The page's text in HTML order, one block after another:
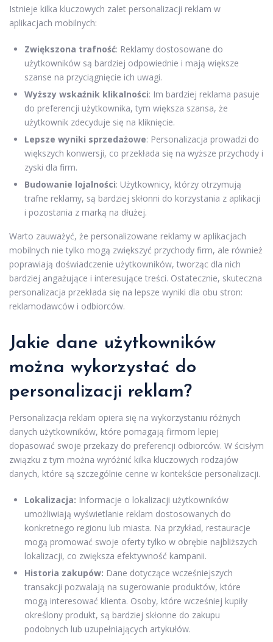
Istnieje kilka kluczowych zalet personalizacji reklam w
aplikacjach mobilnych:
Zwiększona trafność: Reklamy dostosowane do
użytkowników są bardziej odpowiednie i mają większe
szanse na przyciągnięcie ich uwagi.
Wyższy wskaźnik klikalności: Im bardziej reklama pasuje
do preferencji użytkownika, tym większa szansa, że
użytkownik zdecyduje się na kliknięcie.
Lepsze wyniki sprzedażowe: Personalizacja prowadzi do
większych konwersji, co przekłada się na wyższe przychody i
zyski dla firm.
Budowanie lojalności: Użytkownicy, którzy otrzymują
trafne reklamy, są bardziej skłonni do korzystania z aplikacji
i pozostania z marką na dłużej.
Warto zauważyć, że personalizowane reklamy w aplikacjach
mobilnych nie tylko mogą zwiększyć przychody firm, ale również
poprawiają doświadczenie użytkowników, tworząc dla nich
bardziej angażujące i interesujące treści. Ostatecznie, skuteczna
personalizacja przekłada się na lepsze wyniki dla obu stron:
reklamodawców i odbiorców.
Jakie dane użytkowników
można wykorzystać do
personalizacji reklam?
Personalizacja reklam opiera się na wykorzystaniu różnych
danych użytkowników, które pomagają firmom lepiej
dopasować swoje przekazy do preferencji odbiorców. W ścisłym
związku z tym można wyróżnić kilka kluczowych rodzajów
danych, które są szczególnie cenne w kontekście personalizacji.
Lokalizacja: Informacje o lokalizacji użytkowników
umożliwiają wyświetlanie reklam dostosowanych do
konkretnego regionu lub miasta. Na przykład, restauracje
mogą promować swoje oferty tylko w obrębie najbliższych
lokalizacji, co zwiększa efektywność kampanii.
Historia zakupów: Dane dotyczące wcześniejszych
transakcji pozwalają na sugerowanie produktów, które
mogą interesować klienta. Osoby, które wcześniej kupiły
określony produkt, są bardziej skłonne do zakupu
podobnych lub uzupełniających artykułów.